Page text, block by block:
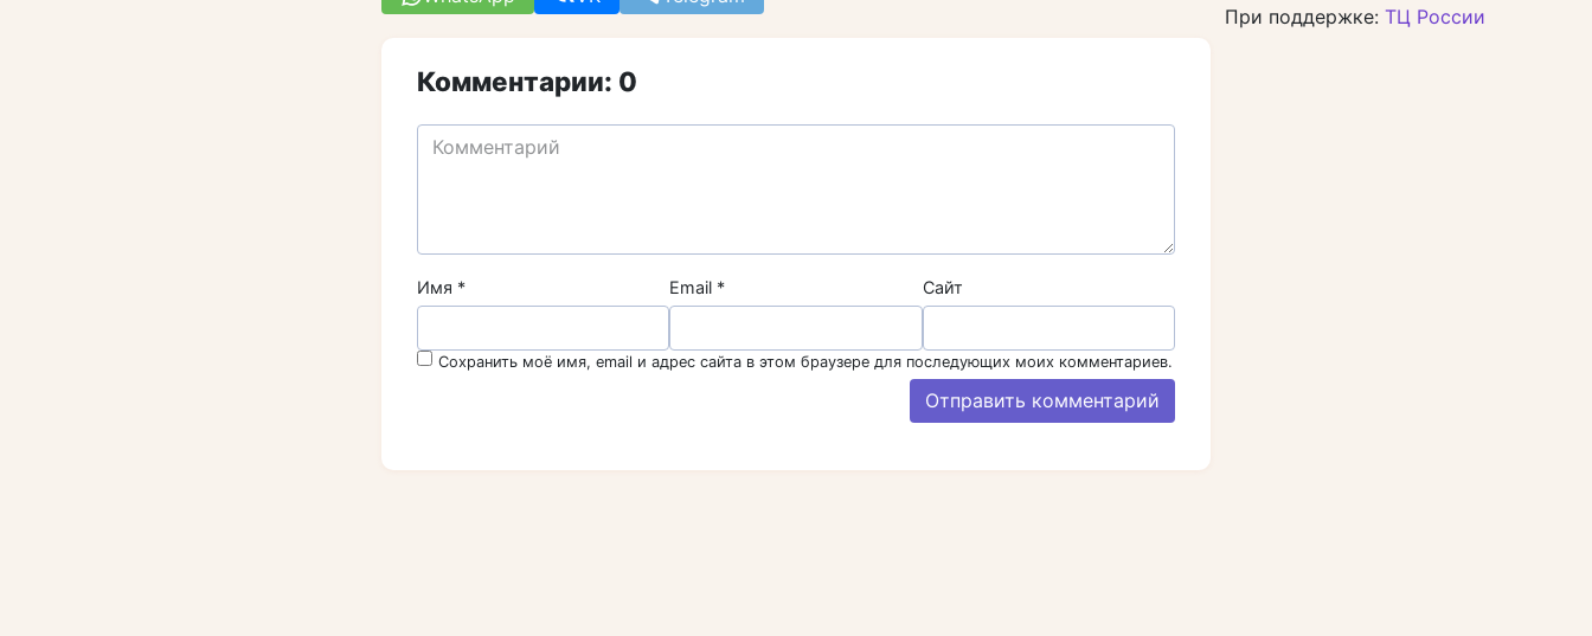
Комментарии: 0
Имя * Email * Сайт
Сохранить моё имя, email и адрес сайта в этом браузере для последующих моих комментариев.
При поддержке: ТЦ России